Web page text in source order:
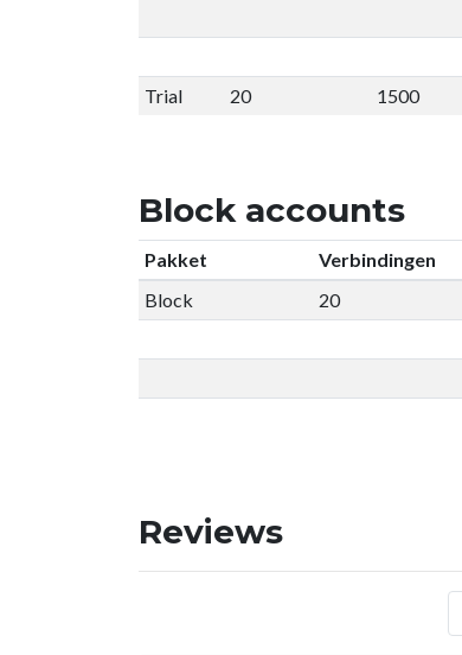
Trial
20 1500
Block accounts
Pakket Verbindingen
Block
20
Reviews